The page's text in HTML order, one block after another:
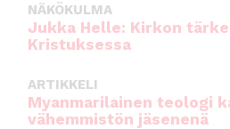
NÄKÖKULMA
Jukka Helle: Kirkon
Kristuksessa
ARTIKKELI
Myanmarilainen teologi
vähemmistön jäsenenä